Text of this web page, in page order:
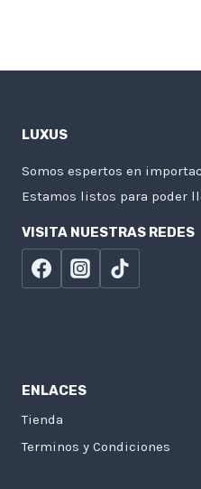
LUXUS
Somos espertos en
Estamos listos para poder
VISITA NUESTRAS REDES
ENLACES
Tienda
Terminos y Condiciones